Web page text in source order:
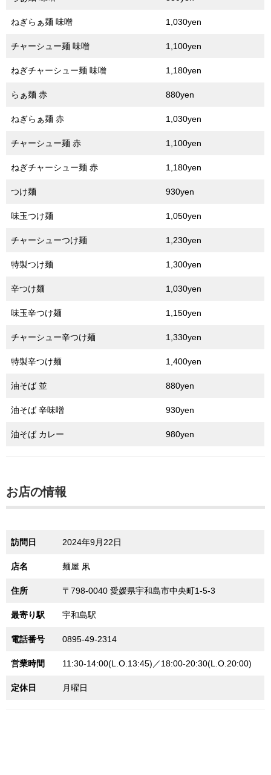
ねぎらぁ麺 味噌 1,030yen
チャーシュー麺 味噌 1,100yen
ねぎチャーシュー麺 味噌 1,180yen
らぁ麺 赤 880yen
ねぎらぁ麺 赤 1,030yen
チャーシュー麺 赤 1,100yen
ねぎチャーシュー麺 赤 1,180yen
つけ麺 930yen
味玉つけ麺 1,050yen
チャーシューつけ麺 1,230yen
特製つけ麺 1,300yen
辛つけ麺 1,030yen
味玉辛つけ麺 1,150yen
チャーシュー辛つけ麺 1,330yen
特製辛つけ麺 1,400yen
油そば 並 880yen
油そば 辛味噌 930yen
油そば カレー 980yen
お店の情報
訪問日 2024年9月22日
店名 麺屋 凩
住所 〒798-0040 愛媛県宇和島市中央町1-5-3
最寄り駅 宇和島駅
電話番号 0895-49-2314
営業時間 11:30-14:00(L.O.13:45)／18:00-20:30(L.O.20:00)
定休日 月曜日